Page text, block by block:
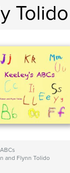
Tolido
and Flynn Tolido